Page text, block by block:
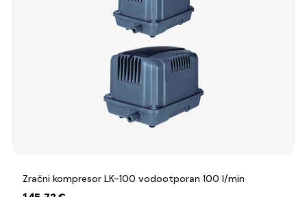
Zračni kompresor LK-100 vodootporan 100 l/min